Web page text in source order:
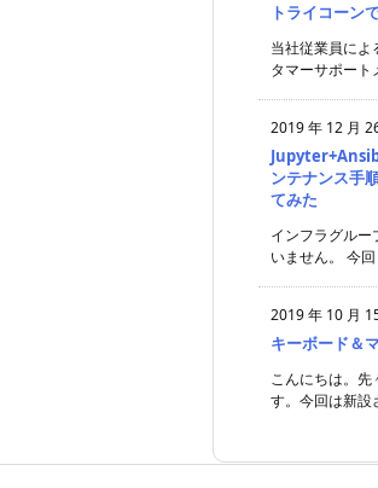
トライコーン
当社従業員によ
タマーサポート
2019 年 12 月
ンテナンス手
てみた
インフラグル
いません。 今回
2019 年 10 月
キーボード＆
こんにちは。
す。今回は新設